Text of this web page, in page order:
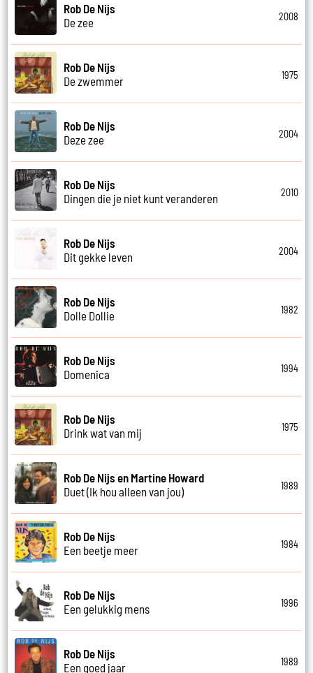
Rob De Nijs
De zee
2008
Rob De Nijs
De zwemmer
1975
Rob De Nijs
Deze zee
2004
Rob De Nijs
Dingen die je niet kunt veranderen
2010
Rob De Nijs
Dit gekke leven
2004
Rob De Nijs
Dolle Dollie
1982
Rob De Nijs
Domenica
1994
Rob De Nijs
Drink wat van mij
1975
Rob De Nijs en Martine Howard
Duet (Ik hou alleen van jou)
1989
Rob De Nijs
Een beetje meer
1984
Rob De Nijs
Een gelukkig mens
1996
Rob De Nijs
Een goed jaar
1989